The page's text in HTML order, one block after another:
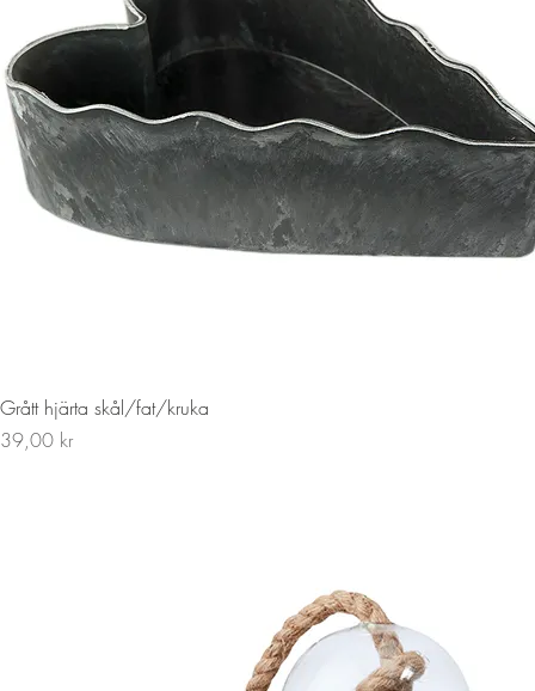
Grått hjärta skål/fat/kruka
Pris
39,00 kr